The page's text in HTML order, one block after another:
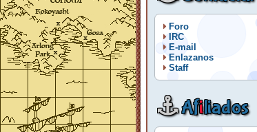
Foro
IRC
E-mail
Enlazanos
Staff
Afiliados